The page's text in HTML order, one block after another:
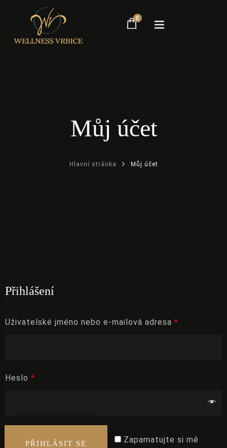
Naše okolí
0
Můj účet
Hlavní stránka Můj účet
Přihlášení
Uživatelské jméno nebo e-mailová adresa *
Heslo *
Zapamatujte si mě
PŘIHLÁSIT SE